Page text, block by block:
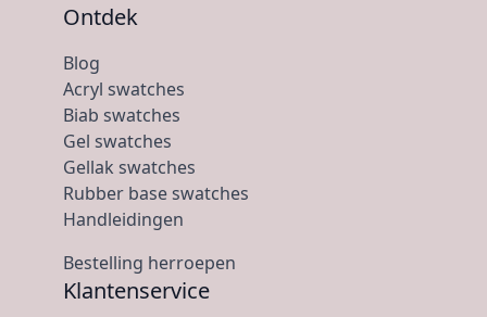
Ontdek
Blog
Acryl swatches
Biab swatches
Gel swatches
Gellak swatches
Rubber base swatches
Handleidingen
Bestelling herroepen
Klantenservice